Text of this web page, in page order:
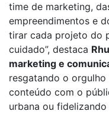
time de marketing,
empreendimentos e
tirar cada projeto do
cuidado”, destaca
marketing e
resgatando o
conteúdo com o
urbana ou